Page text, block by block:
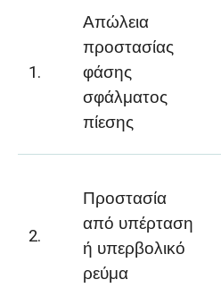
1.
Απώλεια
προστασίας
φάσης
σφάλματος
πίεσης
2.
Προστασία
από υπέρταση
ή υπερβολικό
ρεύμα